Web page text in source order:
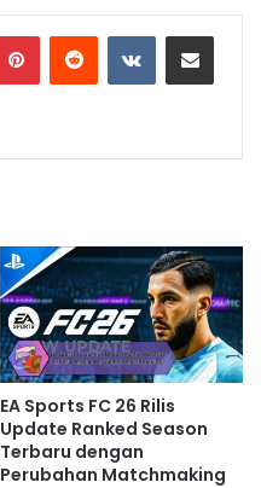
EA Sports FC 26 Rilis
Update Ranked Season
Terbaru dengan
Perubahan Matchmaking